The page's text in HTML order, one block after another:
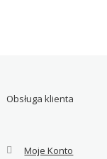
Obsługa klienta
Moje Konto